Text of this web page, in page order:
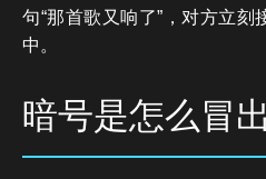
句“那首歌又响了”，对方立
中。
暗号是怎么冒